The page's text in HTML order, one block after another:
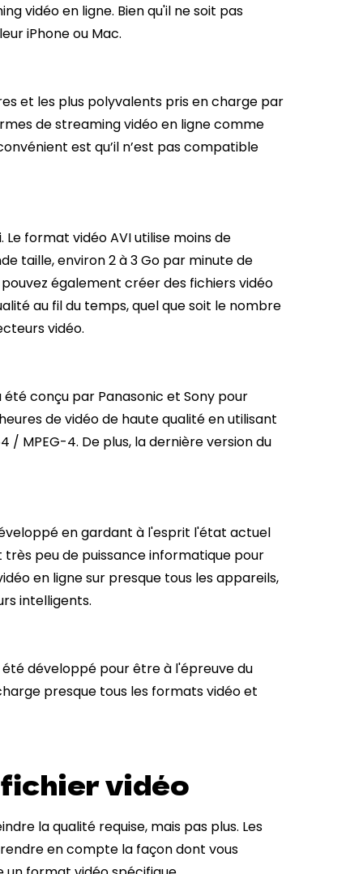
vidéo en ligne. Bien qu'il ne soit pas
iPhone ou Mac.
et les plus polyvalents pris en charge par
de streaming vidéo en ligne comme
est qu’il n’est pas compatible
format vidéo AVI utilise moins de
taille, environ 2 à 3 Go par minute de
également créer des fichiers vidéo
au fil du temps, quel que soit le nombre
vidéo.
conçu par Panasonic et Sony pour
de vidéo de haute qualité en utilisant
MPEG-4. De plus, la dernière version du
en gardant à l'esprit l'état actuel
très peu de puissance informatique pour
en ligne sur presque tous les appareils,
intelligents.
été développé pour être à l'épreuve du
presque tous les formats vidéo et
vidéo
la qualité requise, mais pas plus. Les
en compte la façon dont vous